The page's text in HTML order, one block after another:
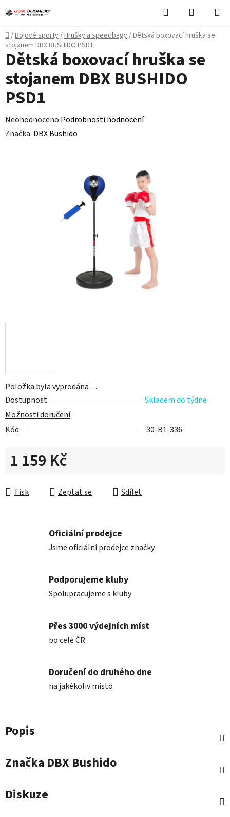
na
obsah
Hledat
KOŠÍK
Domů
/Bojové sporty/Hrušky a speedbagy/Dětská boxovací hruška se
stojanem DBX BUSHIDO PSD1
Položka byla vyprodána…
Dostupnost
Skladem do týdne
Možnosti doručení
Kód:
30-B1-336
1 159 Kč
Tisk
Zeptat se Sdílet
Dětská boxovací hruška se
stojanem DBX BUSHIDO
PSD1
Průměrné
hodnocení
Neohodnoceno Podrobnosti hodnocení
Značka: DBX Bushido
Oficiální prodejce
Jsme oficiální prodejce značky
Podporujeme kluby
Spolupracujeme s kluby
Přes 3000 výdejních míst
po celé ČR
Doručení do druhého dne
na jakékoliv místo
Popis
Značka DBX Bushido
Diskuze